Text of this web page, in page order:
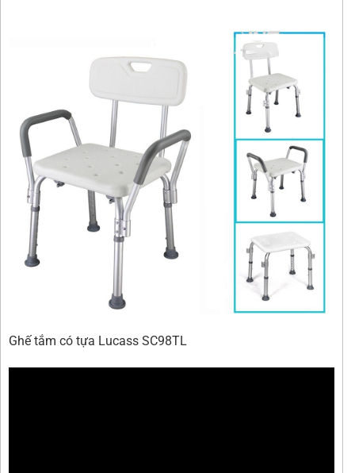
Ghế tắm có tựa Lucass SC98TL